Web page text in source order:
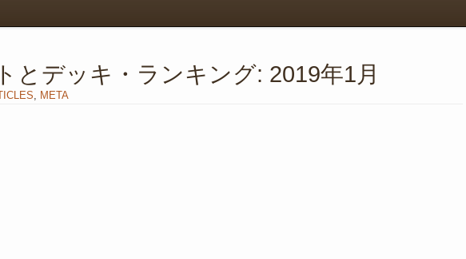
とデッキ・ランキング: 2019年1月
META